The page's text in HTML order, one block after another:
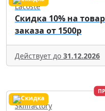
Lacoste
Скидка 10% на
заказа от 1500р
Действует до 31.12.2026
Skillfactory